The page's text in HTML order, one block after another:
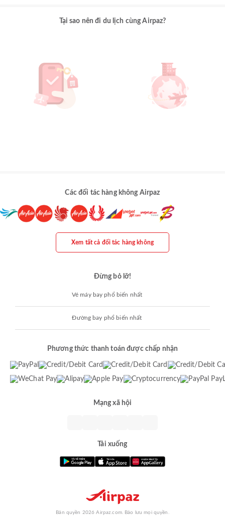
Tại sao nên đi du lịch cùng Airpaz?
Các đối tác hàng không Airpaz
Xem tất cả đối tác hàng không
Đừng bỏ lỡ!
Vé máy bay phổ biến nhất
Đường bay phổ biến nhất
Phương thức thanh toán được chấp nhận
Mạng xã hội
Tải xuống
Bản quyền 2026 Airpaz.com. Bảo lưu mọi quyền.